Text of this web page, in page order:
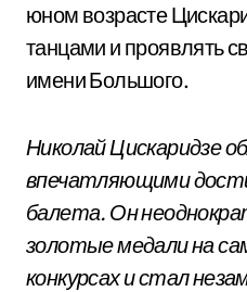
юном возрасте
танцами и проявлять
имени Большого.
Николай Цискаридзе
впечатляющими
балета. Он
золотые медали на
конкурсах и стал